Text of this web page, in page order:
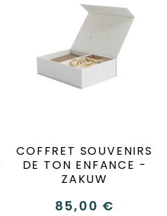
COFFRET SOUVENIRS
DE TON ENFANCE -
ZAKUW
85,00 €